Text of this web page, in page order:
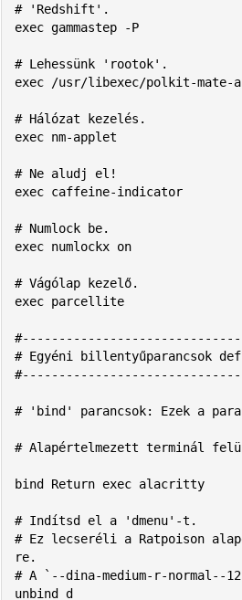
# 'Redshift'.
exec gammastep -P
# Lehessünk 'rootok'.
exec /usr/libexec/polkit-mate-
# Hálózat kezelés.
exec nm-applet
# Ne aludj el!
exec caffeine-indicator
# Numlock be.
exec numlockx on
# Vágólap kezelő.
exec parcellite
# Egyéni billentyűparancsok
# 'bind' parancsok: Ezek a
# Alapértelmezett terminál
bind Return exec alacritty
# Indítsd el a 'dmenu'-t.
# Ez lecseréli a Ratpoison
re.
# A `--dina-medium-r-normal--
unbind d